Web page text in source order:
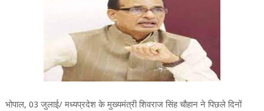
भोपाल, 03 जुलाई/ मध्यप्रदेश के मुख्यमंत्री शिवराज सिंह चौहान ने पिछले दिनों